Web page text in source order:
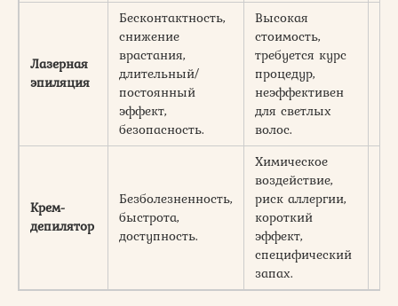
Лазерная
эпиляция
Бесконтактность,
снижение
врастания,
длительный/
постоянный
эффект,
безопасность.
Высокая
стоимость,
требуется курс
процедур,
неэффективен
для светлых
волос.
Крем-
депилятор
Безболезненность,
быстрота,
доступность.
Химическое
воздействие,
риск аллергии,
короткий
эффект,
специфический
запах.